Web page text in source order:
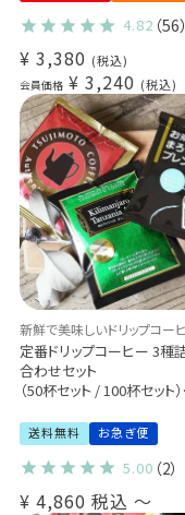
4.82 （56）
¥ 3,380 税込
会員価格 ¥ 3,240 税込
新鮮で美味しいドリップコー
3種をぎゅぎゅっと詰め込み
た
定番ドリップコーヒー 3種
合わせセット
（50杯セット / 100杯セット
お茶屋が考えるまろやかブ
ド
ほろにがブレンド
キリマンジャロ タンザニア
送料無料 お急ぎ便
5.00 （2）
¥ 4,860 税込 〜